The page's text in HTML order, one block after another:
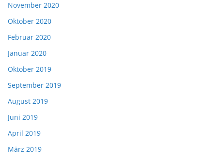
November 2020
Oktober 2020
Februar 2020
Januar 2020
Oktober 2019
September 2019
August 2019
Juni 2019
April 2019
März 2019